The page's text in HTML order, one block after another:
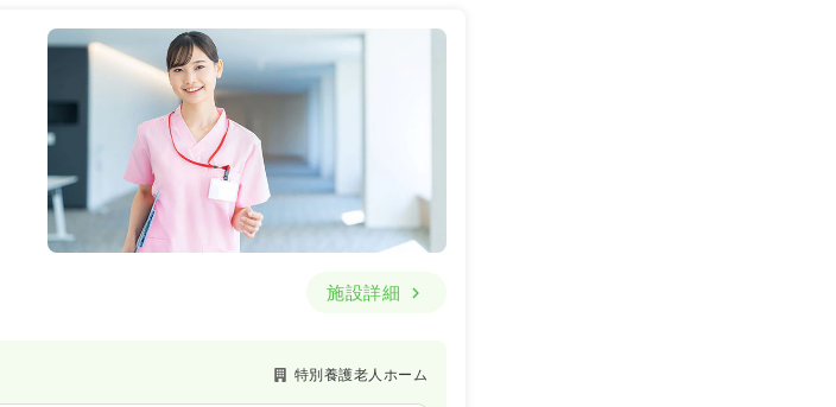
施設詳細
特別養護老人ホーム